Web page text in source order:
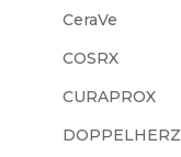
CeraVe
COSRX
CURAPROX
DOPPELHERZ